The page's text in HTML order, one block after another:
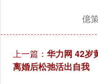
億
上一篇： 华力网 42岁
离婚后松弛活出自我